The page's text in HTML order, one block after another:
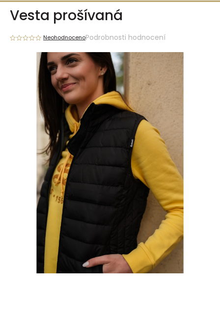
Přejít
obsahVesta prošívaná
NeohodnocenoPodrobnosti hodnocení